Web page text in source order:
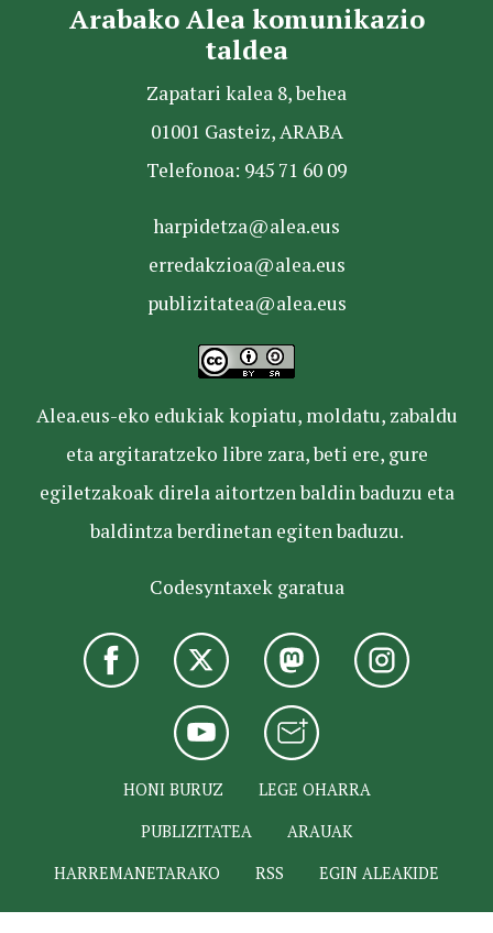
Arabako Alea komunikazio
taldea
Zapatari kalea 8, behea
01001 Gasteiz, ARABA
Telefonoa: 945 71 60 09
harpidetza@alea.eus
erredakzioa@alea.eus
publizitatea@alea.eus
Alea.eus-eko edukiak kopiatu, moldatu, zabaldu
eta argitaratzeko libre zara, beti ere, gure
egiletzakoak direla aitortzen baldin baduzu eta
baldintza berdinetan egiten baduzu.
Codesyntaxek garatua
HONI BURUZ
LEGE OHARRA
PUBLIZITATEA
ARAUAK
HARREMANETARAKO
RSS EGIN ALEAKIDE